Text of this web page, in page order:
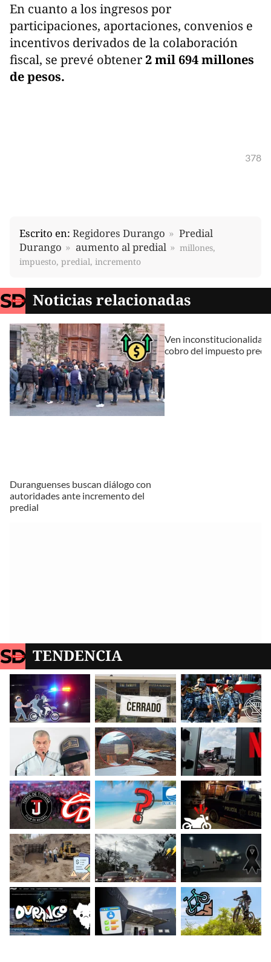
En cuanto a los ingresos por
participaciones, aportaciones, convenios e
incentivos derivados de la colaboración
fiscal, se prevé obtener2 mil 694 millones
de pesos.
378
Escrito en: Regidores Durango
Predial
Durango
aumento al predial
millones,
impuesto, predial, incremento
Noticias relacionadas
Duranguenses buscan diálogo con
autoridades ante incremento del
predial
Ven inconstitucionalidad
cobro del impuesto
TENDENCIA